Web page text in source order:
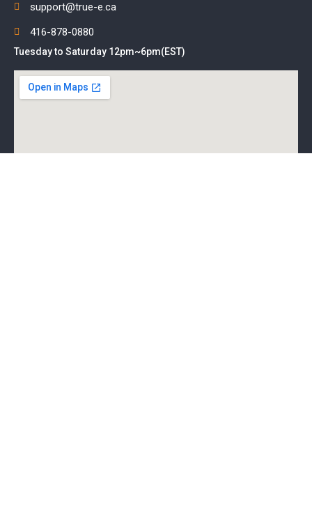
support@true-e.ca
416-878-0880
Tuesday to Saturday 12pm~6pm(EST)